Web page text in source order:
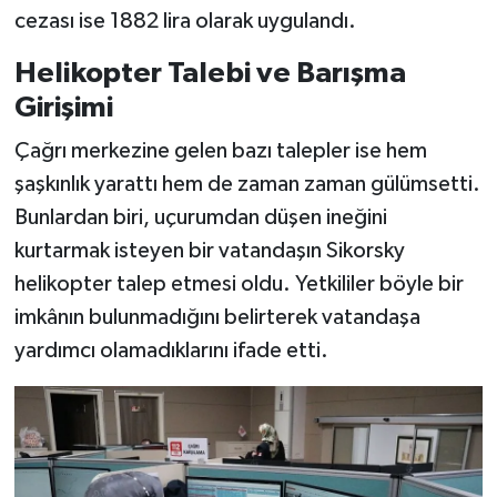
cezası ise 1882 lira olarak uygulandı.
Helikopter Talebi ve Barışma
Girişimi
Çağrı merkezine gelen bazı talepler ise hem
şaşkınlık yarattı hem de zaman zaman gülümsetti.
Bunlardan biri, uçurumdan düşen ineğini
kurtarmak isteyen bir vatandaşın Sikorsky
helikopter talep etmesi oldu. Yetkililer böyle bir
imkânın bulunmadığını belirterek vatandaşa
yardımcı olamadıklarını ifade etti.